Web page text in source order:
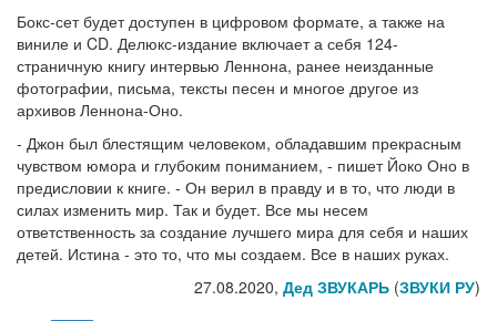
Бокс-сет будет доступен в цифровом формате, а также на
виниле и CD. Делюкс-издание включает а себя 124-
страничную книгу интервью Леннона, ранее неизданные
фотографии, письма, тексты песен и многое другое из
архивов Леннона-Оно.
- Джон был блестящим человеком, обладавшим прекрасным
чувством юмора и глубоким пониманием, - пишет Йоко Оно в
предисловии к книге. - Он верил в правду и в то, что люди в
силах изменить мир. Так и будет. Все мы несем
ответственность за создание лучшего мира для себя и наших
детей. Истина - это то, что мы создаем. Все в наших руках.
27.08.2020, Дед ЗВУКАРЬ (ЗВУКИ РУ)